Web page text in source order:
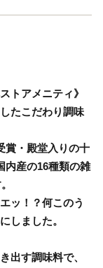
トアメニティ》
たこだわり調味
賞・殿堂入りの十
内産の16種類の雑
ッ！？何このう
しました。
出す調味料で、